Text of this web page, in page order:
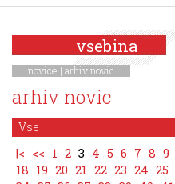
vsebina
novice | arhiv novic
arhiv novic
|< << 1 2 3 4 5 6 7 8 9
18 19 20 21 22 23 24 25